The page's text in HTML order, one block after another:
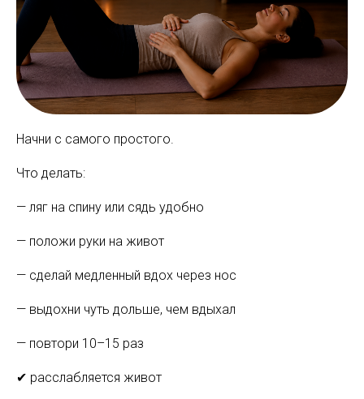
Начни с самого простого.
Что делать:
— ляг на спину или сядь удобно
— положи руки на живот
— сделай медленный вдох через нос
— выдохни чуть дольше, чем вдыхал
— повтори 10–15 раз
✔ расслабляется живот